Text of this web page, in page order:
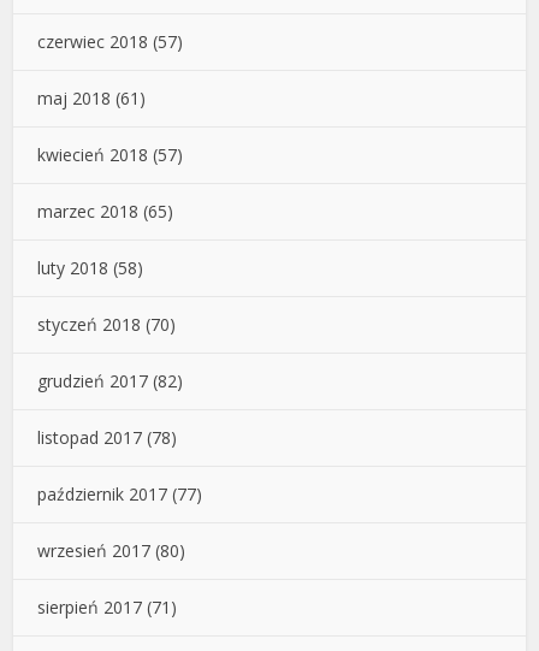
czerwiec 2018 (57)
maj 2018 (61)
kwiecień 2018 (57)
marzec 2018 (65)
luty 2018 (58)
styczeń 2018 (70)
grudzień 2017 (82)
listopad 2017 (78)
październik 2017 (77)
wrzesień 2017 (80)
sierpień 2017 (71)